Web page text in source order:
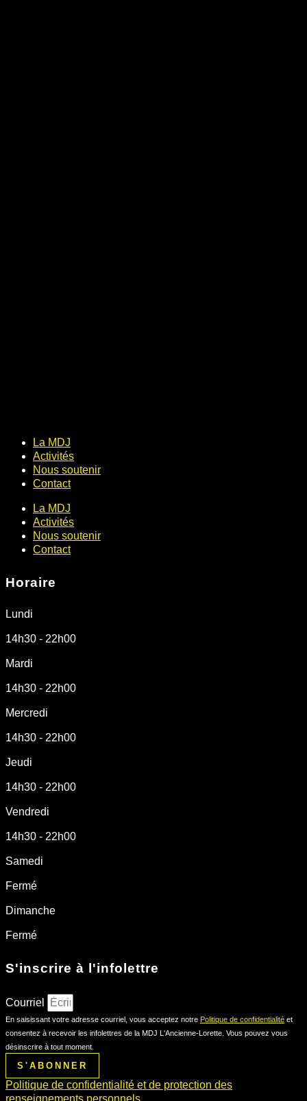
La MDJ
Activités
Nous soutenir
Contact
La MDJ
Activités
Nous soutenir
Contact
Horaire
Lundi
14h30 - 22h00
Mardi
14h30 - 22h00
Mercredi
14h30 - 22h00
Jeudi
14h30 - 22h00
Vendredi
14h30 - 22h00
Samedi
Fermé
Dimanche
Fermé
S'inscrire à l'infolettre
Courriel
En saisissant votre adresse courriel, vous acceptez notre Politique de confidentialité et
consentez à recevoir les infolettres de la MDJ L'Ancienne-Lorette. Vous pouvez vous
désinscrire à tout moment.
S'ABONNER
Politique de confidentialité et de protection des
renseignements personnels